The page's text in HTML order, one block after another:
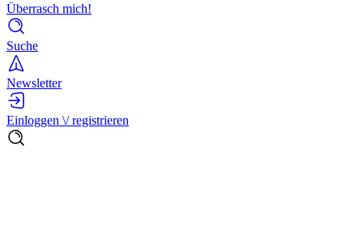
Überrasch mich!
Suche
Newsletter
Einloggen \/ registrieren